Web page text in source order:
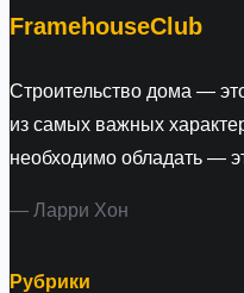
FramehouseClub
Строительство дома —
из самых важных
необходимо обладать —
— Ларри Хон
Рубрики